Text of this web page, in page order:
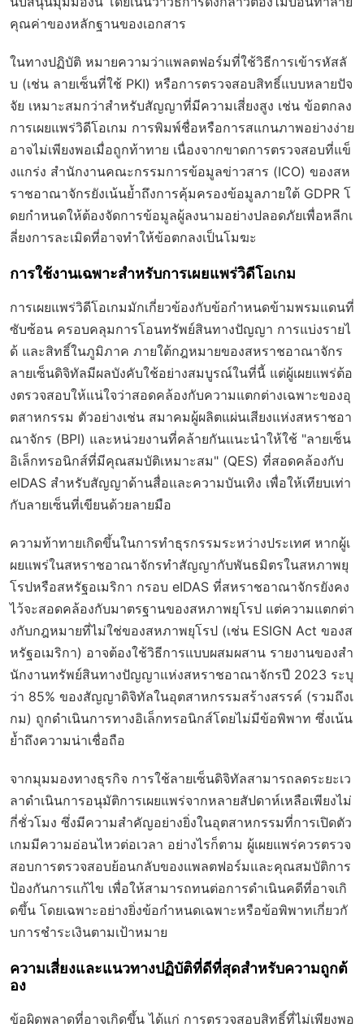
คุณค่าของหลักฐานของเอกสาร
ในทางปฏิบัติ หมายความว่าแพลตฟอร์มที่ใช้วิธีการเข้ารหัสลั
บ (เช่น ลายเซ็นที่ใช้ PKI) หรือการตรวจสอบสิทธิ์แบบหลายปัจ
จัย เหมาะสมกว่าสำหรับสัญญาที่มีความเสี่ยงสูง เช่น ข้อตกลง
การเผยแพร่วิดีโอเกม การพิมพ์ชื่อหรือการสแกนภาพอย่างง่าย
อาจไม่เพียงพอเมื่อถูกท้าทาย เนื่องจากขาดการตรวจสอบที่แข็
งแกร่ง สำนักงานคณะกรรมการข้อมูลข่าวสาร (ICO) ของสห
ราชอาณาจักรยังเน้นย้ำถึงการคุ้มครองข้อมูลภายใต้ GDPR โ
ดยกำหนดให้ต้องจัดการข้อมูลผู้ลงนามอย่างปลอดภัยเพื่อหลีกเ
ลี่ยงการละเมิดที่อาจทำให้ข้อตกลงเป็นโมฆะ
การใช้งานเฉพาะสำหรับการเผยแพร่วิดีโอเกม
การเผยแพร่วิดีโอเกมมักเกี่ยวข้องกับข้อกำหนดข้ามพรมแดนที่
ซับซ้อน ครอบคลุมการโอนทรัพย์สินทางปัญญา การแบ่งรายไ
ด้ และสิทธิ์ในภูมิภาค ภายใต้กฎหมายของสหราชอาณาจักร
ลายเซ็นดิจิทัลมีผลบังคับใช้อย่างสมบูรณ์ในที่นี้ แต่ผู้เผยแพร่ต้อ
งตรวจสอบให้แน่ใจว่าสอดคล้องกับความแตกต่างเฉพาะของอุ
ตสาหกรรม ตัวอย่างเช่น สมาคมผู้ผลิตแผ่นเสียงแห่งสหราชอา
ณาจักร (BPI) และหน่วยงานที่คล้ายกันแนะนำให้ใช้ "ลายเซ็น
อิเล็กทรอนิกส์ที่มีคุณสมบัติเหมาะสม" (QES) ที่สอดคล้องกับ
eIDAS สำหรับสัญญาด้านสื่อและความบันเทิง เพื่อให้เทียบเท่า
กับลายเซ็นที่เขียนด้วยลายมือ
ความท้าทายเกิดขึ้นในการทำธุรกรรมระหว่างประเทศ หากผู้เ
ผยแพร่ในสหราชอาณาจักรทำสัญญากับพันธมิตรในสหภาพยุ
โรปหรือสหรัฐอเมริกา กรอบ eIDAS ที่สหราชอาณาจักรยังคง
ไว้จะสอดคล้องกับมาตรฐานของสหภาพยุโรป แต่ความแตกต่า
งกับกฎหมายที่ไม่ใช่ของสหภาพยุโรป (เช่น ESIGN Act ของส
หรัฐอเมริกา) อาจต้องใช้วิธีการแบบผสมผสาน รายงานของสำ
นักงานทรัพย์สินทางปัญญาแห่งสหราชอาณาจักรปี 2023 ระบุ
ว่า 85% ของสัญญาดิจิทัลในอุตสาหกรรมสร้างสรรค์ (รวมถึงเ
กม) ถูกดำเนินการทางอิเล็กทรอนิกส์โดยไม่มีข้อพิพาท ซึ่งเน้น
ย้ำถึงความน่าเชื่อถือ
จากมุมมองทางธุรกิจ การใช้ลายเซ็นดิจิทัลสามารถลดระยะเว
ลาดำเนินการอนุมัติการเผยแพร่จากหลายสัปดาห์เหลือเพียงไม่
กี่ชั่วโมง ซึ่งมีความสำคัญอย่างยิ่งในอุตสาหกรรมที่การเปิดตัว
เกมมีความอ่อนไหวต่อเวลา อย่างไรก็ตาม ผู้เผยแพร่ควรตรวจ
สอบการตรวจสอบย้อนกลับของแพลตฟอร์มและคุณสมบัติการ
ป้องกันการแก้ไข เพื่อให้สามารถทนต่อการดำเนินคดีที่อาจเกิ
ดขึ้น โดยเฉพาะอย่างยิ่งข้อกำหนดเฉพาะหรือข้อพิพาทเกี่ยวกั
บการชำระเงินตามเป้าหมาย
ความเสี่ยงและแนวทางปฏิบัติที่ดีที่สุดสำหรับความถูกต้
อง
ข้อผิดพลาดที่อาจเกิดขึ้น ได้แก่ การตรวจสอบสิทธิ์ที่ไม่เพียงพอ